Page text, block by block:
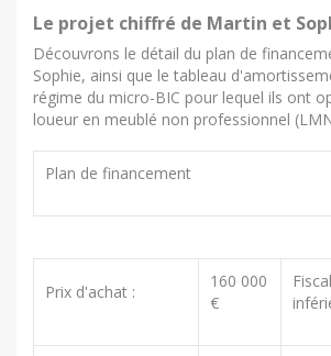
Le projet chiffré de Martin et
Découvrons le détail du plan de
Sophie, ainsi que le tableau
régime du micro-BIC pour lequel ils ont
loueur en meublé non professionnel
Plan de financement
Prix d'achat :
160 000
€